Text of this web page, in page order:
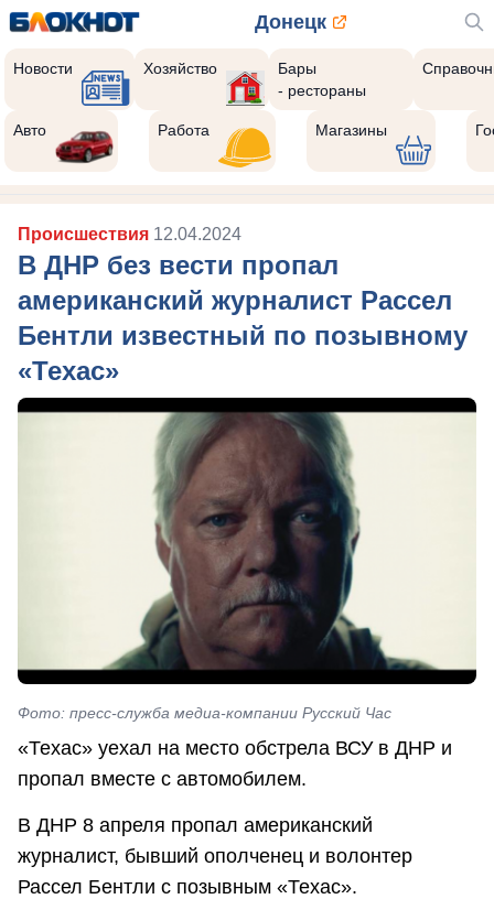
Донецк
Новости Хозяйство
Бары
- рестораны
Авто Работа Магазины
Происшествия 12.04.2024
В ДНР без вести пропал
американский журналист Рассел
Бентли известный по позывному
«Техас»
Фото: пресс-служба медиа-компании Русский Час
«Техас» уехал на место обстрела ВСУ в ДНР и
пропал вместе с автомобилем.
В ДНР 8 апреля пропал американский
журналист, бывший ополченец и волонтер
Рассел Бентли с позывным «Техас».